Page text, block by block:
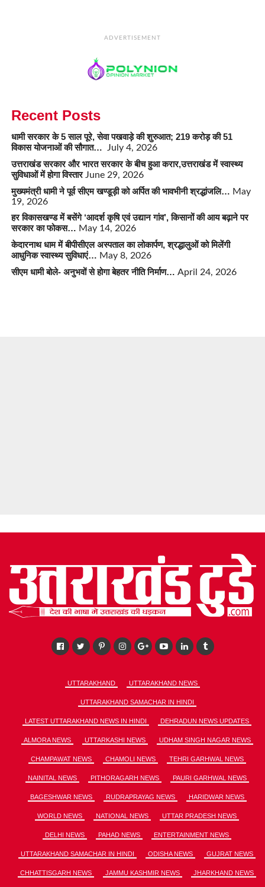
ADVERTISEMENT
Recent Posts
धामी सरकार के 5 साल पूरे, सेवा पखवाड़े की शुरुआत; 219 करोड़ की 51
विकास योजनाओं की सौगात…
July 4, 2026
उत्तराखंड सरकार और भारत सरकार के बीच हुआ करार,उत्तराखंड में स्वास्थ्य
सुविधाओं में होगा विस्तार June 29, 2026
मुख्यमंत्री धामी ने पूर्व सीएम खण्डूड़ी को अर्पित की भावभीनी श्रद्धांजलि… May
19, 2026
हर विकासखण्ड में बसेंगे ‘आदर्श कृषि एवं उद्यान गांव’, किसानों की आय बढ़ाने पर
सरकार का फोकस… May 14, 2026
केदारनाथ धाम में बीपीसीएल अस्पताल का लोकार्पण, श्रद्धालुओं को मिलेंगी
आधुनिक स्वास्थ्य सुविधाएं… May 8, 2026
सीएम धामी बोले- अनुभवों से होगा बेहतर नीति निर्माण… April 24, 2026
UTTARAKHAND UTTARAKHAND NEWS
UTTARAKHAND SAMACHAR IN HINDI
LATEST UTTARAKHAND NEWS IN HINDI DEHRADUN NEWS UPDATES
ALMORA NEWS UTTARKASHI NEWS UDHAM SINGH NAGAR NEWS
CHAMPAWAT NEWS CHAMOLI NEWS TEHRI GARHWAL NEWS
NAINITAL NEWS PITHORAGARH NEWS PAURI GARHWAL NEWS
BAGESHWAR NEWS RUDRAPRAYAG NEWS HARIDWAR NEWS
WORLD NEWS NATIONAL NEWS UTTAR PRADESH NEWS
DELHI NEWS PAHAD NEWS ENTERTAINMENT NEWS
UTTARAKHAND SAMACHAR IN HINDI ODISHA NEWS GUJRAT NEWS
CHHATTISGARH NEWS JAMMU KASHMIR NEWS JHARKHAND NEWS